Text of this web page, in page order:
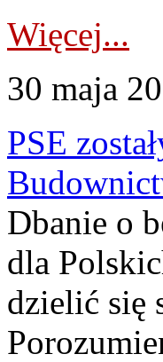
Więcej...
30 maja
PSE
Dbanie o
dla
dzielić się